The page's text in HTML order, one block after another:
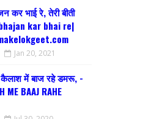
भाई रे, तेरी बीती
kar bhai re|
Jan 20, 2021
में बाज रहे डमरू, -
ME BAAJ RAHE